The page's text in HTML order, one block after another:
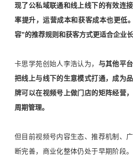
现了公私域联通和线上线下的有效连
率提升，运营成本和获客成本也更低
容”的推荐规则和获客方式更适合企业长
卡思学苑创始人李浩认为， 与其他平
把线上与线下的生意模式打通，成为
牌可以在视频号上做门店的矩阵经营
周期管理。
但目前视频号内容生态、推荐机制、
断完善，商业化整体仍处于早期阶段